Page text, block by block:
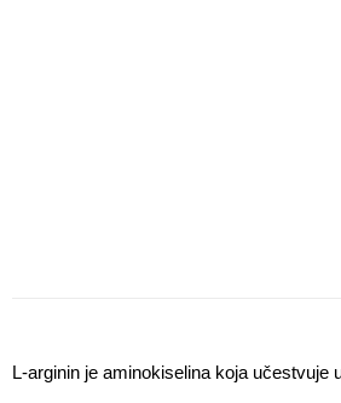
L-arginin je aminokiselina koja